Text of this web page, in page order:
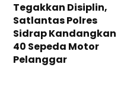
Tegakkan Disiplin,
Satlantas Polres
Sidrap Kandangkan
40 Sepeda Motor
Pelanggar